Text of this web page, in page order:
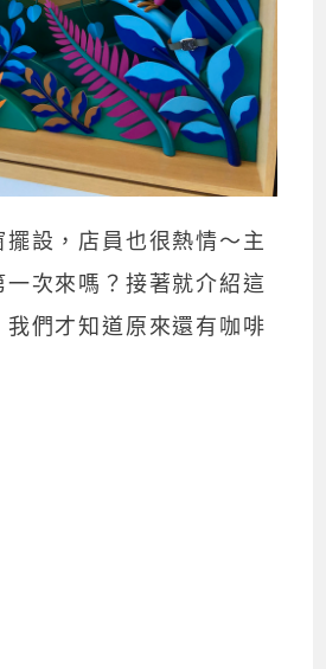
擺設，店員也很熱情～主
次來嗎？接著就介紹這
們才知道原來還有咖啡